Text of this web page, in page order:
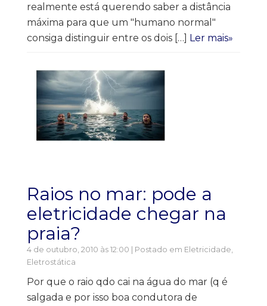
realmente está querendo saber a distância
máxima para que um "humano normal"
consiga distinguir entre os dois […] Ler mais»
Raios no mar: pode a
eletricidade chegar na
praia?
4 de outubro, 2010 às 12:00 | Postado em Eletricidade
Eletrostática
Por que o raio qdo cai na água do mar (q é
salgada e por isso boa condutora de